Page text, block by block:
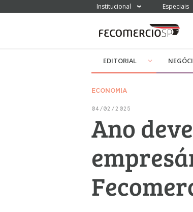
Institucional Especiais
EDITORIAL
ECONOMIA
04/02/2025
Ano